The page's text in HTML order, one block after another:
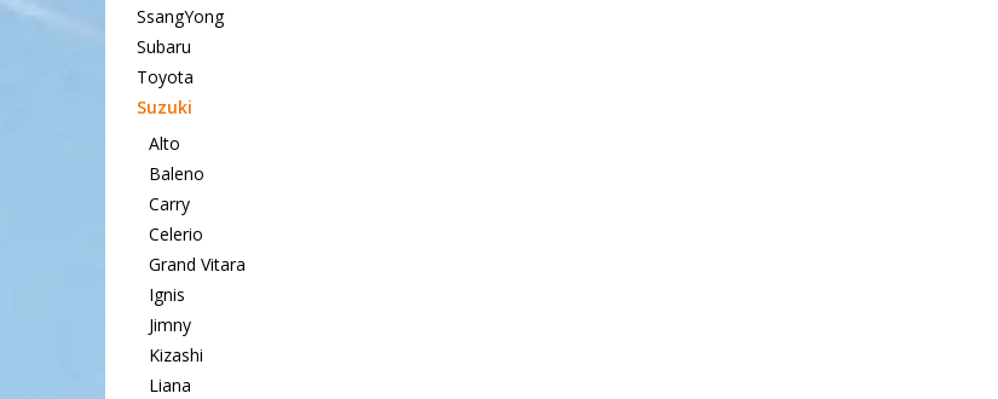
SsangYong
Subaru
Toyota
Suzuki
Alto
Baleno
Carry
Celerio
Grand Vitara
Ignis
Jimny
Kizashi
Liana